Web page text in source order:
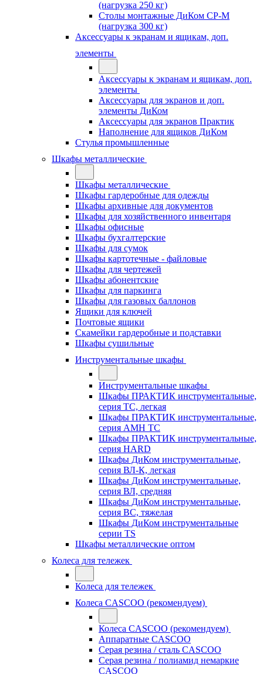
(нагрузка 250 кг)
Столы монтажные ДиКом СР-М
(нагрузка 300 кг)
Аксессуары к экранам и ящикам, доп.
элементы
Аксессуары к экранам и ящикам, доп.
элементы
Аксессуары для экранов и доп.
элементы ДиКом
Аксессуары для экранов Практик
Наполнение для ящиков ДиКом
Стулья промышленные
Шкафы металлические
Шкафы металлические
Шкафы гардеробные для одежды
Шкафы архивные для документов
Шкафы для хозяйственного инвентаря
Шкафы офисные
Шкафы бухгалтерские
Шкафы для сумок
Шкафы картотечные - файловые
Шкафы для чертежей
Шкафы абонентские
Шкафы для паркинга
Шкафы для газовых баллонов
Ящики для ключей
Почтовые ящики
Скамейки гардеробные и подставки
Шкафы сушильные
Инструментальные шкафы
Инструментальные шкафы
Шкафы ПРАКТИК инструментальные,
серия ТC, легкая
Шкафы ПРАКТИК инструментальные,
серия AMH TC
Шкафы ПРАКТИК инструментальные,
серия HARD
Шкафы ДиКом инструментальные,
cерия ВЛ-К, легкая
Шкафы ДиКом инструментальные,
серия ВЛ, средняя
Шкафы ДиКом инструментальные,
серия ВС, тяжелая
Шкафы ДиКом инструментальные
серии TS
Шкафы металлические оптом
Колеса для тележек
Колеса для тележек
Колеса CASCOO (рекомендуем)
Колеса CASCOO (рекомендуем)
Аппаратные CASCOO
Серая резина / сталь CASCOO
Серая резина / полиамид немаркие
CASCOO